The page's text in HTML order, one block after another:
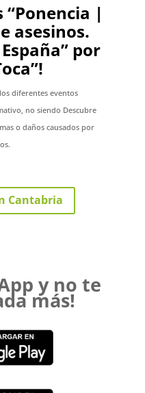
“Ponencia |
asesinos.
por
diferentes eventos
no siendo Descubre
o daños causados por
Cantabria
y no te
más!